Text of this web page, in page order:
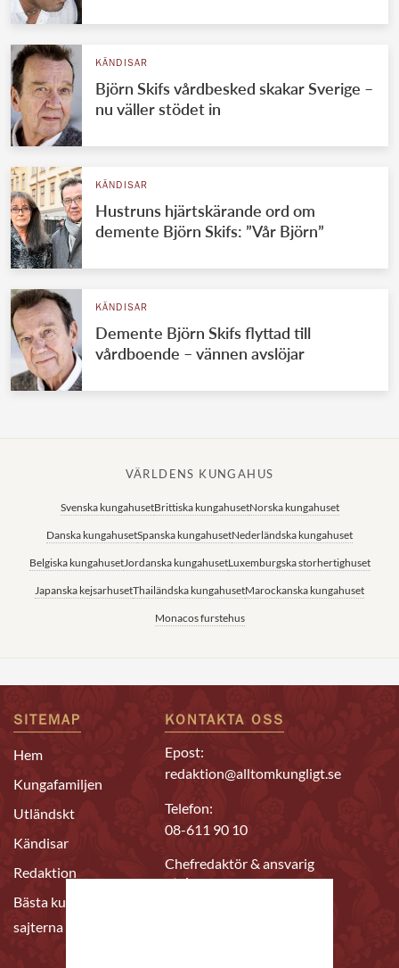
KÄNDISAR
Björn Skifs vårdbesked skakar Sverige –
nu väller stödet in
KÄNDISAR
Hustruns hjärtskärande ord om
demente Björn Skifs: ”Vår Björn”
KÄNDISAR
Demente Björn Skifs flyttad till
vårdboende – vännen avslöjar
VÄRLDENS KUNGAHUS
Svenska kungahusetBrittiska kungahusetNorska kungahuset
Danska kungahusetSpanska kungahusetNederländska kungahuset
Belgiska kungahusetJordanska kungahusetLuxemburgska storhertighuset
Japanska kejsarhusetThailändska kungahusetMarockanska kungahuset
Monacos furstehus
SITEMAP
Hem
Kungafamiljen
Utländskt
Kändisar
Redaktion
Bästa kungahus-
sajterna
KONTAKTA OSS
Epost:
redaktion@alltomkungligt.se
Telefon:
08-611 90 10
Chefredaktör & ansvarig
utgivare